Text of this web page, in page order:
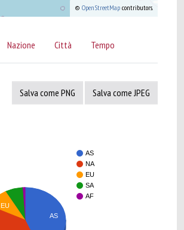
© OpenStreetMap contributors.
Nazione Città Tempo
Salva come PNG Salva come JPEG
AS
NA
EU
SA
AF
AS
EU